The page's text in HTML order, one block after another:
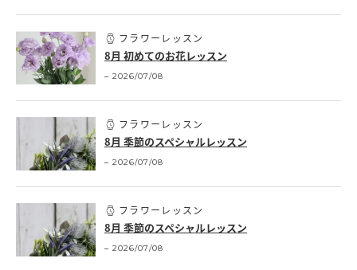
フラワーレッスン
8月 初めてのお花レッスン
2026/07/08
フラワーレッスン
8月 季節のスペシャルレッスン
2026/07/08
フラワーレッスン
8月 季節のスペシャルレッスン
2026/07/08